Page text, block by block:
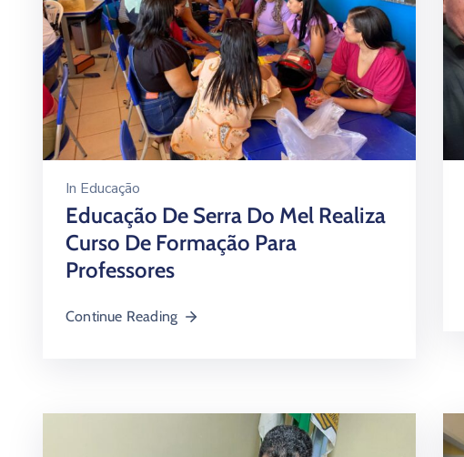
In Educação
Educação De Serra Do Mel Realiza
Curso De Formação Para
Professores
Continue Reading